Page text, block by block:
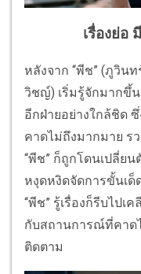
เรื่องย่อ
หลังจาก “พีช” (ภูวิน
วิชญ์) เริ่มรู้จักมากขึ้
อีกฝ่ายอย่างใกล้ชิด ซึ่
คาดไม่ถึงมากมาย ร
“พีช” ก็ถูกโดนเปลี่ย
หงุดหงิดจัดการขั้นเด็
“พีช” รู้เรื่องก็รีบไปเ
กับสถานการณ์ที่คาด
ติดตาม